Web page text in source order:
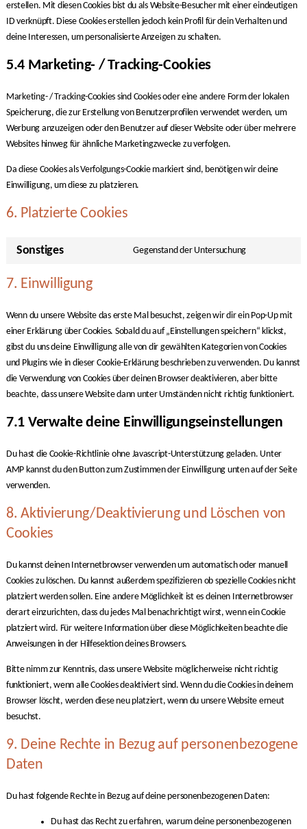
erstellen. Mit diesen Cookies bist du als Website-Besucher mit einer eindeutigen
ID verknüpft. Diese Cookies erstellen jedoch kein Profil für dein Verhalten und
deine Interessen, um personalisierte Anzeigen zu schalten.
5.4 Marketing- / Tracking-Cookies
Marketing- / Tracking-Cookies sind Cookies oder eine andere Form der lokalen
Speicherung, die zur Erstellung von Benutzerprofilen verwendet werden, um
Werbung anzuzeigen oder den Benutzer auf dieser Website oder über mehrere
Websites hinweg für ähnliche Marketingzwecke zu verfolgen.
Da diese Cookies als Verfolgungs-Cookie markiert sind, benötigen wir deine
Einwilligung, um diese zu platzieren.
6. Platzierte Cookies
Sonstiges Gegenstand der Untersuchung
7. Einwilligung
Wenn du unsere Website das erste Mal besuchst, zeigen wir dir ein Pop-Up mit
einer Erklärung über Cookies. Sobald du auf „Einstellungen speichern“ klickst,
gibst du uns deine Einwilligung alle von dir gewählten Kategorien von Cookies
und Plugins wie in dieser Cookie-Erklärung beschrieben zu verwenden. Du kannst
die Verwendung von Cookies über deinen Browser deaktivieren, aber bitte
beachte, dass unsere Website dann unter Umständen nicht richtig funktioniert.
7.1 Verwalte deine Einwilligungseinstellungen
Du hast die Cookie-Richtlinie ohne Javascript-Unterstützung geladen. Unter
AMP kannst du den Button zum Zustimmen der Einwilligung unten auf der Seite
verwenden.
8. Aktivierung/Deaktivierung und Löschen von
Cookies
Du kannst deinen Internetbrowser verwenden um automatisch oder manuell
Cookies zu löschen. Du kannst außerdem spezifizieren ob spezielle Cookies nicht
platziert werden sollen. Eine andere Möglichkeit ist es deinen Internetbrowser
derart einzurichten, dass du jedes Mal benachrichtigt wirst, wenn ein Cookie
platziert wird. Für weitere Information über diese Möglichkeiten beachte die
Anweisungen in der Hilfesektion deines Browsers.
Bitte nimm zur Kenntnis, dass unsere Website möglicherweise nicht richtig
funktioniert, wenn alle Cookies deaktiviert sind. Wenn du die Cookies in deinem
Browser löscht, werden diese neu platziert, wenn du unsere Website erneut
besuchst.
9. Deine Rechte in Bezug auf personenbezogene
Daten
Du hast folgende Rechte in Bezug auf deine personenbezogenen Daten:
Du hast das Recht zu erfahren, warum deine personenbezogenen